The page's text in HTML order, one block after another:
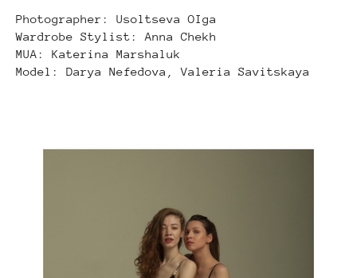
Photographer: Usoltseva OIga
Wardrobe Stylist: Anna Chekh
MUA: Katerina Marshaluk
Model: Darya Nefedova, Valeria Savitskaya